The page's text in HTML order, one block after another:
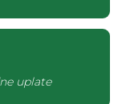
uplate